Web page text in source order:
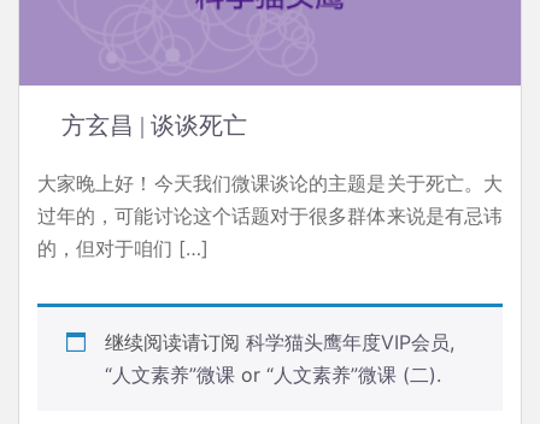
方玄昌 | 谈谈死亡
大家晚上好！今天我们微课谈论的主题是关于死亡。大
过年的，可能讨论这个话题对于很多群体来说是有忌讳
的，但对于咱们 […]
继续阅读请订阅 科学猫头鹰年度VIP会员,
“人文素养”微课 or “人文素养”微课 (二).